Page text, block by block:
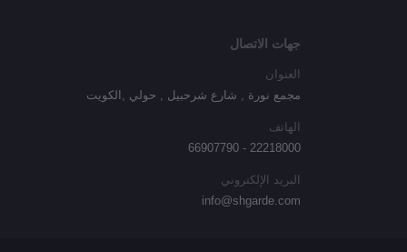
جهات الاتصال
العنوان
مجمع نورة , شارع شرحبيل , حولي ,الكويت
الهاتف
22218000 - 66907790
البريد الإلكتروني
info@shgarde.com